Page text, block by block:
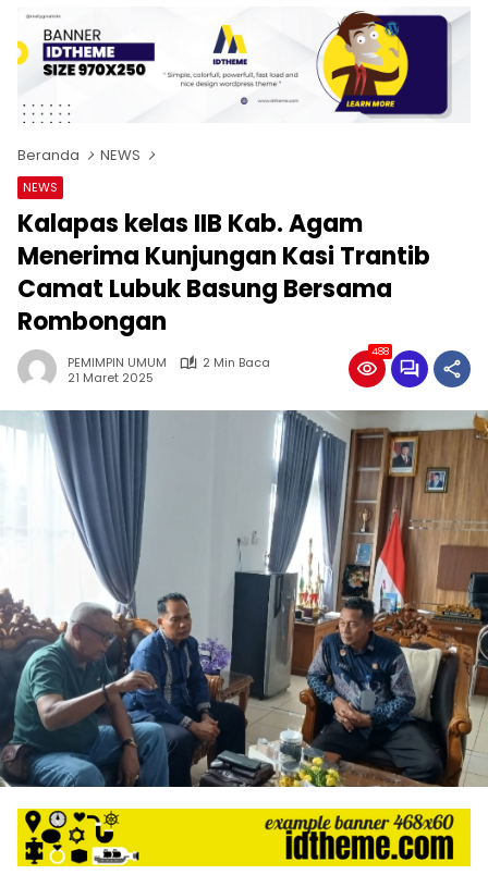
Beranda NEWS
NEWS
Kalapas kelas IIB Kab. Agam
Menerima Kunjungan Kasi Trantib
Camat Lubuk Basung Bersama
Rombongan
PEMIMPIN UMUM
2 Min Baca
21 Maret 2025
488